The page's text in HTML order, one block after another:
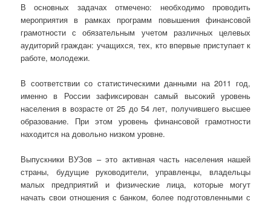
В основных задачах отмечено: необходимо проводить
мероприятия в рамках программ повышения финансовой
грамотности с обязательным учетом различных целевых
аудиторий граждан: учащихся, тех, кто впервые приступает к
работе, молодежи.
В соответствии со статистическими данными на 2011 год,
именно в России зафиксирован самый высокий уровень
населения в возрасте от 25 до 54 лет, получившего высшее
образование. При этом уровень финансовой грамотности
находится на довольно низком уровне.
Выпускники ВУЗов – это активная часть населения нашей
страны, будущие руководители, управленцы, владельцы
малых предприятий и физические лица, которые могут
начать свои отношения с банком, более подготовленными с